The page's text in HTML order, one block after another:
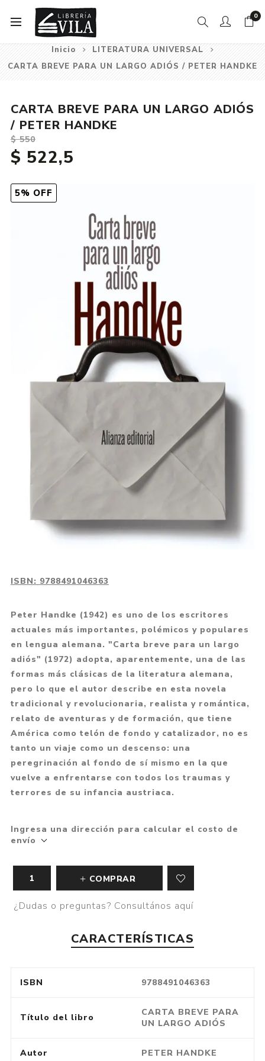
0
Inicio
LITERATURA UNIVERSAL
CARTA BREVE PARA UN LARGO ADIÓS / PETER HANDKE
5% OFF
CARTA BREVE PARA UN LARGO ADIÓS
/ PETER HANDKE
$ 550
$ 522,5
ISBN: 9788491046363
Peter Handke (1942) es uno de los escritores
actuales más importantes, polémicos y populares
en lengua alemana. "Carta breve para un largo
adiós" (1972) adopta, aparentemente, una de las
formas más clásicas de la literatura alemana,
pero lo que el autor describe en esta novela
tradicional y revolucionaria, realista y romántica,
relato de aventuras y de formación, que tiene
América como telón de fondo y catalizador, no es
tanto un viaje como un descenso: una
peregrinación al fondo de sí mismo en la que
vuelve a enfrentarse con todos los traumas y
terrores de su infancia austriaca.
Ingresa una dirección para calcular el costo de
envío
COMPRAR
¿Dudas o preguntas? Consultános aquí
CARACTERÍSTICAS
ISBN 9788491046363
Título del libro
CARTA BREVE PARA
UN LARGO ADIÓS
Autor PETER HANDKE